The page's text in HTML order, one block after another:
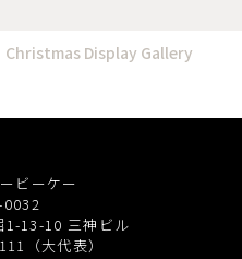
Christmas Display Gallery
ビーケー
0032
1-13-10 三神ビル
（大代表）